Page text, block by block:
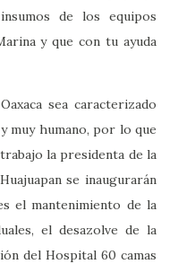
de los equipos
y que con tu ayuda
sea caracterizado
muy humano, por lo que
la presidenta de la
se inaugurarán
el mantenimiento de la
el desazolve de la
del Hospital 60 camas